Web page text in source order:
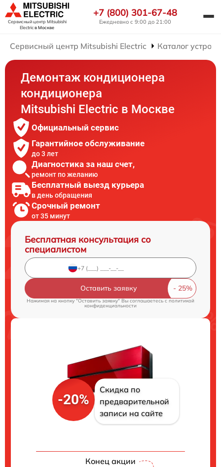
Сервисный центр Mitsubishi
Electricв Москве
+7 (800) 301-67-48
Ежедневно с 9:00 до 21:00
Сервисный центр Mitsubishi Electric Каталог
Демонтаж кондиционера
кондиционера
Mitsubishi Electric в Москве
Официальный сервис
Гарантийное обслуживание
до 3 лет
Диагностика за наш счет,
ремонт по желанию
Бесплатный выезд курьера
в день обращения
Срочный ремонт
от 35 минут
Бесплатная консультация со
специалистом
Оставить заявку
Нажимая на кнопку "Оставить заявку" Вы соглашаетесь c политикой
конфиденциальности
-20%
Скидка по
предварительной
записи на сайте
Конец акции